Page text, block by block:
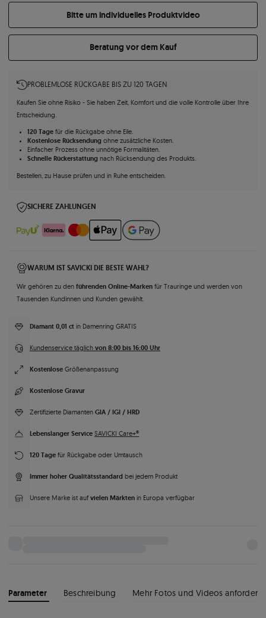
Bitte um individuelles Produktvideo
Beratung vor dem Kauf
PROBLEMLOSE RÜCKGABE BIS ZU 120 TAGEN
Kaufen Sie ohne Risiko - Sie haben Zeit, Komfort und die volle Kontrolle über Ihre
Entscheidung.
120 Tagefür die Rückgabe ohne Eile.
Kostenlose Rücksendungohne zusätzliche Kosten.
Einfacher Prozess ohne unnötige Formalitäten.
Schnelle Rückerstattungnach Rücksendung des Produkts.
Bestellen, zu Hause prüfen und in Ruhe entscheiden.
SICHERE ZAHLUNGEN
WARUM IST SAVICKI DIE BESTE WAHL?
Wir gehören zu den führenden Online-Marken für Trauringe und werden von
Tausenden Kundinnen und Kunden gewählt.
Diamant 0,01 ct in Damenring GRATIS
Kundenservice täglich von 8:00 bis 16:00 Uhr
Kostenlose Größenanpassung
Kostenlose Gravur
Zertifizierte Diamanten GIA / IGI / HRD
Lebenslanger Service SAVICKI Care+®
120 Tage für Rückgabe oder Umtausch
Immer hoher Qualitätsstandard bei jedem Produkt
Unsere Marke ist auf vielen Märkten in Europa verfügbar
Parameter Beschreibung Mehr Fotos und Videos anfordern